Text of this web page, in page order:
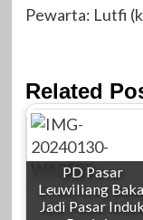
Pewarta: Lutfi
Related
PD Pasar
Leuwiliang
Jadi Pasar